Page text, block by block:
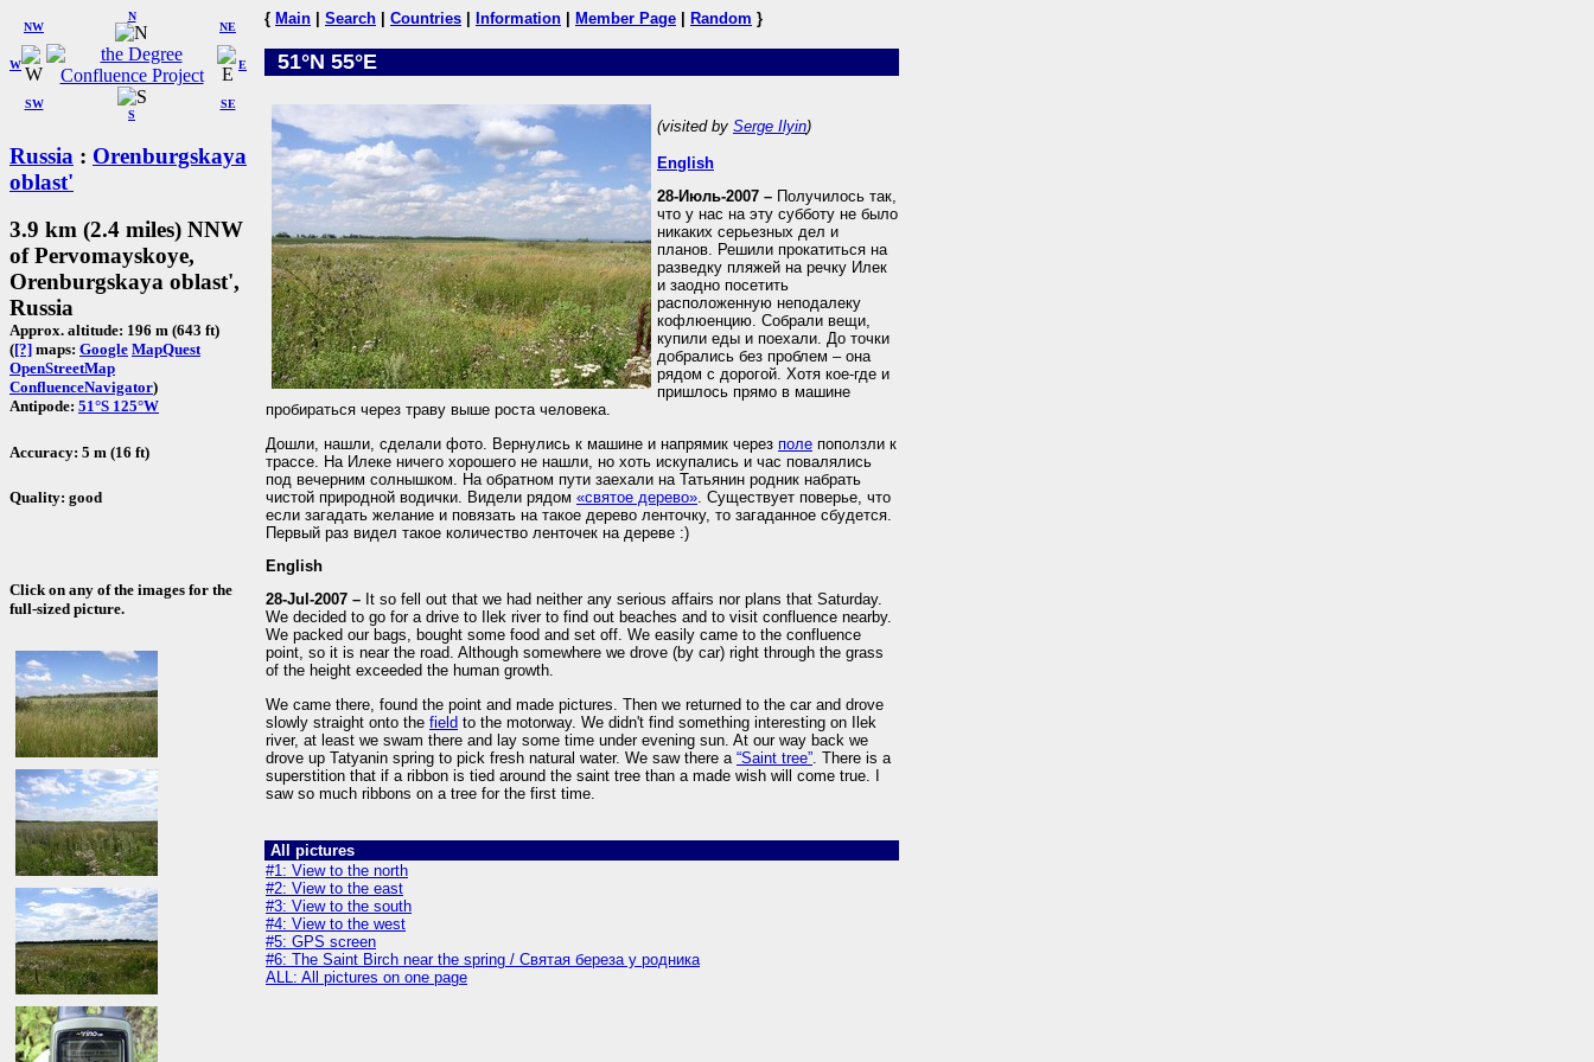
W
NW
N
NE
SW
S
SE
E
Russia : Orenburgskaya
oblast'
3.9 km (2.4 miles) NNW
of Pervomayskoye,
Orenburgskaya oblast',
Russia
Approx. altitude: 196 m (643 ft)
([?] maps: Google MapQuest
OpenStreetMap
ConfluenceNavigator)
Antipode: 51°S 125°W
Accuracy: 5 m (16 ft)
Quality: good
Click on any of the images for the
full-sized picture.
{ Main Search Countries Information Member Page Random }
51°N 55°E
(visited by Serge Ilyin)
English
28-Июль-2007 – Получилось так,
что у нас на эту субботу не было
никаких серьезных дел и
планов. Решили прокатиться на
разведку пляжей на речку Илек
и заодно посетить
расположенную неподалеку
кофлюенцию. Собрали вещи,
купили еды и поехали. До точки
добрались без проблем – она
рядом с дорогой. Хотя кое-где и
пришлось прямо в машине
пробираться через траву выше роста человека.
Дошли, нашли, сделали фото. Вернулись к машине и напрямик через поле поползли к
трассе. На Илеке ничего хорошего не нашли, но хоть искупались и час повалялись
под вечерним солнышком. На обратном пути заехали на Татьянин родник набрать
чистой природной водички. Видели рядом «святое дерево» . Существует поверье, что
если загадать желание и повязать на такое дерево ленточку, то загаданное сбудется.
Первый раз видел такое количество ленточек на дереве :)
English
28-Jul-2007 – It so fell out that we had neither any serious affairs nor plans that Saturday.
We decided to go for a drive to Ilek river to find out beaches and to visit confluence nearby.
We packed our bags, bought some food and set off. We easily came to the confluence
point, so it is near the road. Although somewhere we drove (by car) right through the grass
of the height exceeded the human growth.
We came there, found the point and made pictures. Then we returned to the car and drove
slowly straight onto the field to the motorway. We didn't find something interesting on Ilek
river, at least we swam there and lay some time under evening sun. At our way back we
drove up Tatyanin spring to pick fresh natural water. We saw there a “Saint tree” . There is a
superstition that if a ribbon is tied around the saint tree than a made wish will come true. I
saw so much ribbons on a tree for the first time.
All pictures
#1: View to the north
#2: View to the east
#3: View to the south
#4: View to the west
#5: GPS screen
#6: The Saint Birch near the spring / Святая береза у родника
ALL: All pictures on one page